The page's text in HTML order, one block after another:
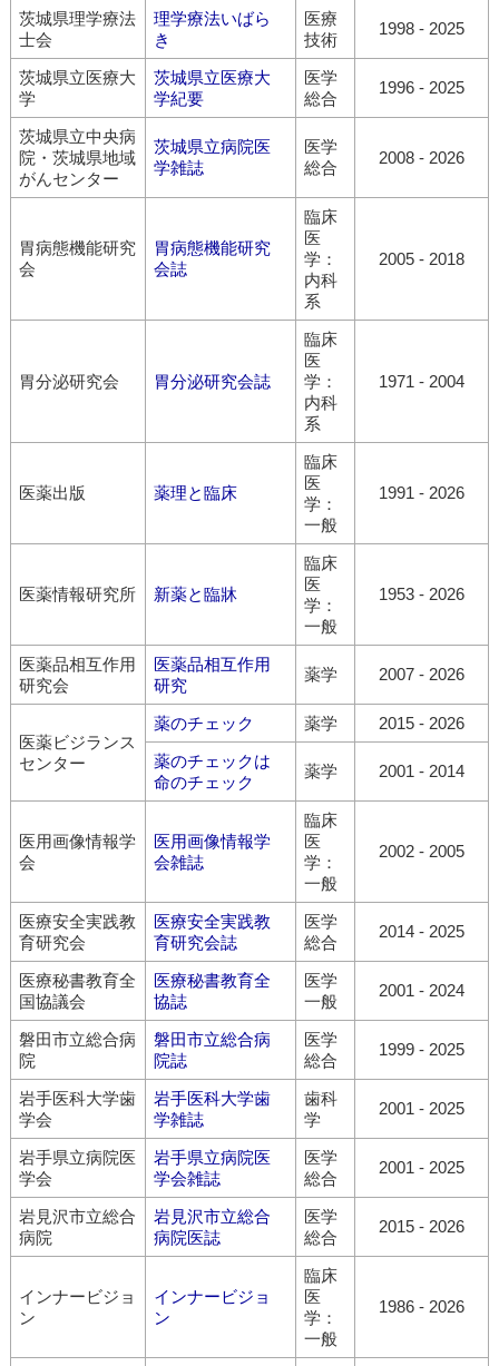
茨城県理学療法
士会
理学療法いばら
き
医療
技術
1998- 2025
茨城県立医療大
学
茨城県立医療大
学紀要
医学
総合
1996- 2025
茨城県立中央病
院・茨城県地域
がんセンター
茨城県立病院医
学雑誌
医学
総合
2008- 2026
胃病態機能研究
会
胃病態機能研究
会誌
臨床
医
学：
内科
系
2005- 2018
胃分泌研究会 胃分泌研究会誌
臨床
医
学：
内科
系
1971 - 2004
医薬出版 薬理と臨床
臨床
医
学：
一般
1991 - 2026
医薬情報研究所 新薬と臨牀
臨床
医
学：
一般
1953- 2026
医薬品相互作用
研究会
医薬品相互作用
研究
薬学 2007- 2026
医薬ビジランス
センター
薬のチェック 薬学 2015- 2026
薬のチェックは
命のチェック
薬学 2001 - 2014
医用画像情報学
会
医用画像情報学
会雑誌
臨床
医
学：
一般
2002- 2005
医療安全実践教
育研究会
医療安全実践教
育研究会誌
医学
総合
2014- 2025
医療秘書教育全
国協議会
医療秘書教育全
協誌
医学
一般
2001 - 2024
磐田市立総合病
院
磐田市立総合病
院誌
医学
総合
1999- 2025
岩手医科大学歯
学会
岩手医科大学歯
学雑誌
歯科
学
2001 - 2025
岩手県立病院医
学会
岩手県立病院医
学会雑誌
医学
総合
2001 - 2025
岩見沢市立総合
病院
岩見沢市立総合
病院医誌
医学
総合
2015- 2026
インナービジョ
ン
インナービジョ
ン
臨床
医
学：
一般
1986- 2026